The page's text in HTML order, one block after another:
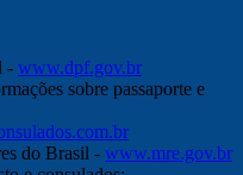
- www.dpf.gov.br
sobre passaporte e
do Brasil - www.mre.gov.br